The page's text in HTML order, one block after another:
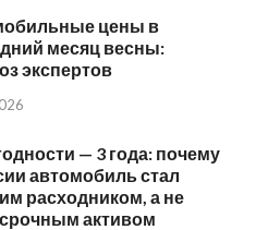
цены в
месяц весны:
экспертов
— 3 года: почему
автомобиль стал
расходником, а не
активом